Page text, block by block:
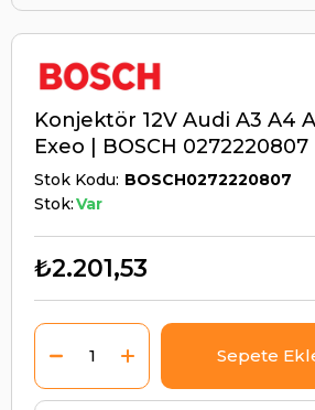
Konjektör 12V Audi A3 A4
Exeo | BOSCH 0272220807
Stok Kodu BOSCH0272220807
Stok:Var
₺2.201,53